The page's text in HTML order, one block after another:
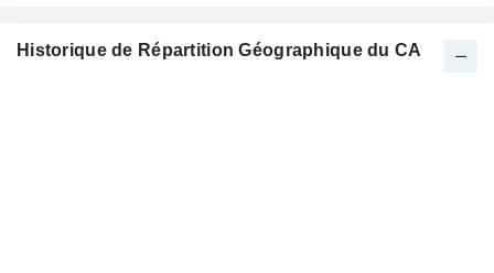
Historique de Répartition Géographique du CA